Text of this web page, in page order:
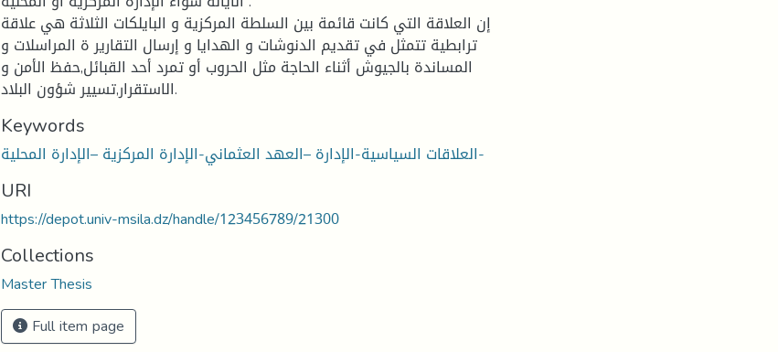
إن العلاقة التي كانت قائمة بين السلطة المركزية و البايلكات الثلاثة هي علاقة
ترابطية تتمثل في تقديم الدنوشات و الهدايا و إرسال التقارير ة المراسلات و
المساندة بالجيوش أثناء الحاجة مثل الحروب أو تمرد أحد القبائل,حفظ الأمن و
الاستقرار,تسيير شؤون البلاد.
Keywords
العلاقات السياسية-الإدارة –العهد العثماني-الإدارة المركزية –الإدارة المحلية-
URI
https://depot.univ-msila.dz/handle/123456789/21300
Collections
Master Thesis
Full item page